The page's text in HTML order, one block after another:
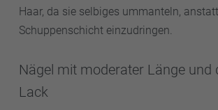
Haar, da sie selbiges ummanteln,
Schuppenschicht einzudringen.
Nägel mit moderater Länge und
Lack